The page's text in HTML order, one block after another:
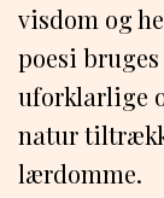
visdom og
poesi
uforklarlige
natur
lærdomme.